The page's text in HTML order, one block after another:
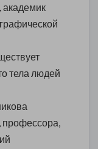
академик
тела людей
профессора,